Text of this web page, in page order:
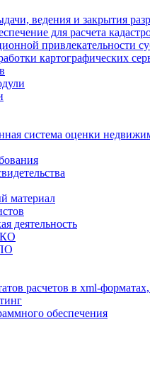
ведения и закрытия
для расчета
привлекательности
картографических
система оценки
материал
деятельность
расчетов в xml-
обеспечения